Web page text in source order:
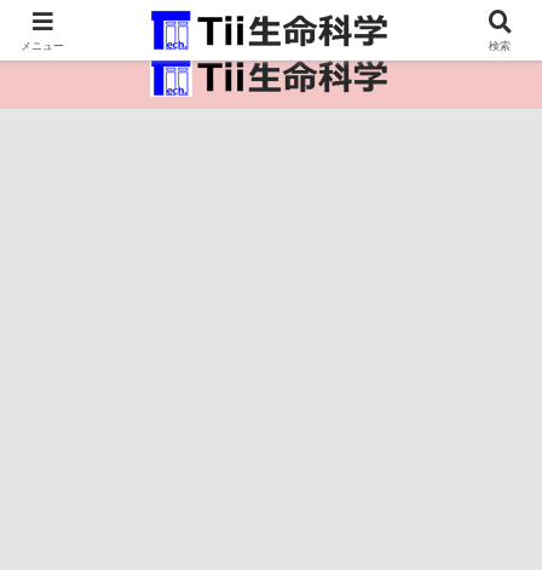
医療保健・生命・生物の情報インフラ。
メニュー 検索